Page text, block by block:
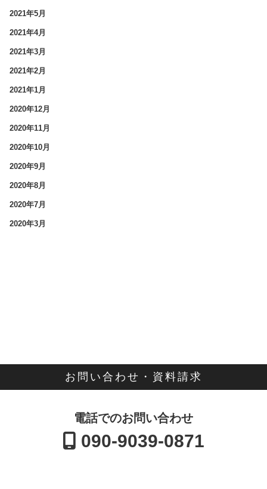
2021年5月
2021年4月
2021年3月
2021年2月
2021年1月
2020年12月
2020年11月
2020年10月
2020年9月
2020年8月
2020年7月
2020年3月
お問い合わせ・資料請求
電話でのお問い合わせ
090-9039-0871